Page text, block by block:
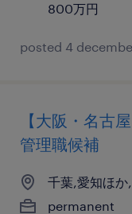
800万円
posted 4
【大阪・名古
管理職候補
千葉,愛知ほか
permanent